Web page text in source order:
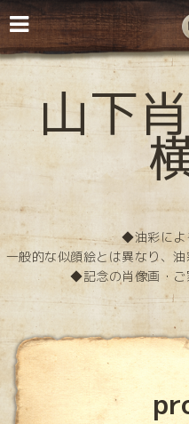
山下
◆油彩によ
一般的な似顔絵とは異なり、
◆記念の肖像画・